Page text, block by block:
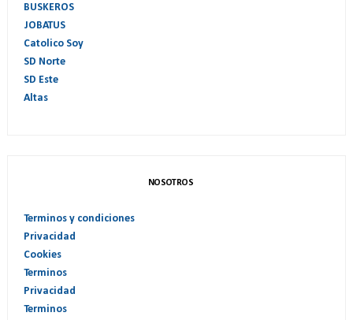
BUSKEROS
JOBATUS
Catolico Soy
SD Norte
SD Este
Altas
NOSOTROS
Terminos y condiciones
Privacidad
Cookies
Terminos
Privacidad
Terminos